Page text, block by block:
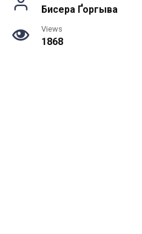
Бисера Ґоргыва
Views
1868